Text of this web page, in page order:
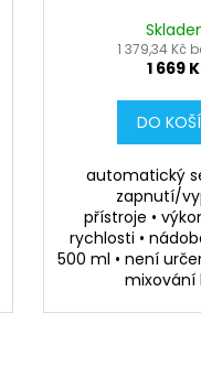
1 379,34 Kč
1 669
DO
automatický
zapnutí/
přístroje •
rychlosti •
500 ml • není
mixování